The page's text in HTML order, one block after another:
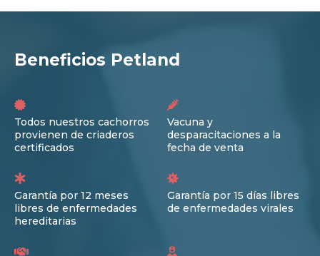
Beneficios Petland
Todos nuestros cachorros
provienen de criaderos
certificados
Vacuna y
desparacitaciones a la
fecha de venta
Garantía por 12 meses
libres de enfermedades
hereditarias
Garantía por 15 días libres
de enfermedades virales